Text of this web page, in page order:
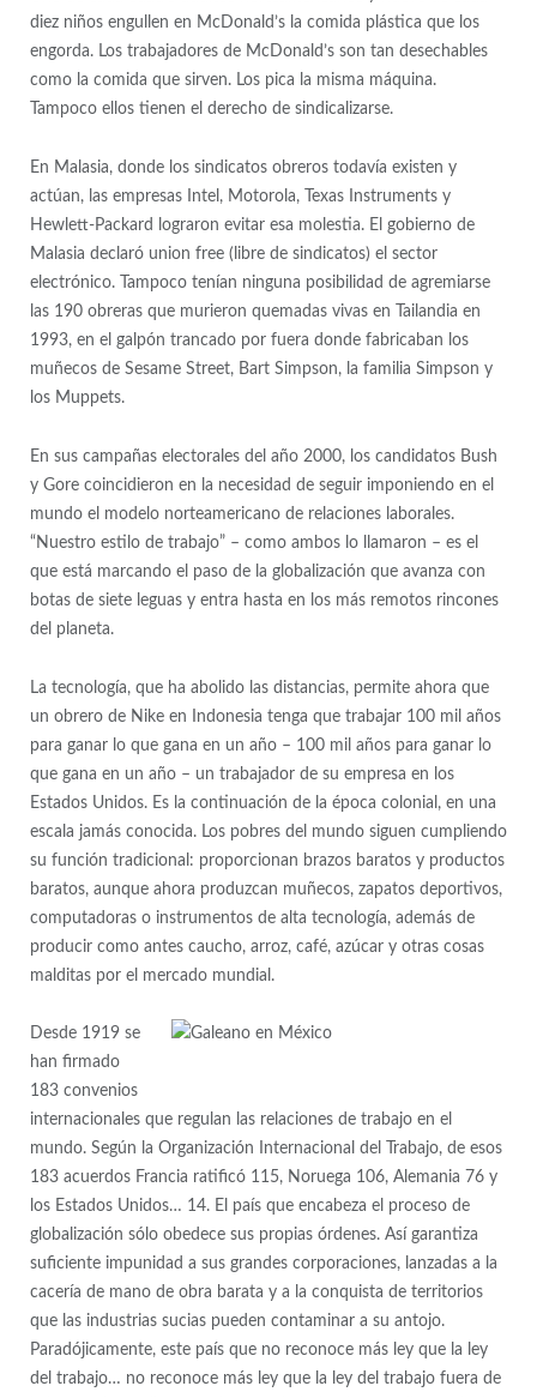
diez niños engullen en McDonald’s la comida plástica que los
engorda. Los trabajadores de McDonald’s son tan desechables
como la comida que sirven. Los pica la misma máquina.
Tampoco ellos tienen el derecho de sindicalizarse.
En Malasia, donde los sindicatos obreros todavía existen y
actúan, las empresas Intel, Motorola, Texas Instruments y
Hewlett-Packard lograron evitar esa molestia. El gobierno de
Malasia declaró union free (libre de sindicatos) el sector
electrónico. Tampoco tenían ninguna posibilidad de agremiarse
las 190 obreras que murieron quemadas vivas en Tailandia en
1993, en el galpón trancado por fuera donde fabricaban los
muñecos de Sesame Street, Bart Simpson, la familia Simpson y
los Muppets.
En sus campañas electorales del año 2000, los candidatos Bush
y Gore coincidieron en la necesidad de seguir imponiendo en el
mundo el modelo norteamericano de relaciones laborales.
“Nuestro estilo de trabajo” – como ambos lo llamaron – es el
que está marcando el paso de la globalización que avanza con
botas de siete leguas y entra hasta en los más remotos rincones
del planeta.
La tecnología, que ha abolido las distancias, permite ahora que
un obrero de Nike en Indonesia tenga que trabajar 100 mil años
para ganar lo que gana en un año – 100 mil años para ganar lo
que gana en un año – un trabajador de su empresa en los
Estados Unidos. Es la continuación de la época colonial, en una
escala jamás conocida. Los pobres del mundo siguen cumpliendo
su función tradicional: proporcionan brazos baratos y productos
baratos, aunque ahora produzcan muñecos, zapatos deportivos,
computadoras o instrumentos de alta tecnología, además de
producir como antes caucho, arroz, café, azúcar y otras cosas
malditas por el mercado mundial.
Desde 1919 se
han firmado
183 convenios
internacionales que regulan las relaciones de trabajo en el
mundo. Según la Organización Internacional del Trabajo, de esos
183 acuerdos Francia ratificó 115, Noruega 106, Alemania 76 y
los Estados Unidos… 14. El país que encabeza el proceso de
globalización sólo obedece sus propias órdenes. Así garantiza
suficiente impunidad a sus grandes corporaciones, lanzadas a la
cacería de mano de obra barata y a la conquista de territorios
que las industrias sucias pueden contaminar a su antojo.
Paradójicamente, este país que no reconoce más ley que la ley
del trabajo… no reconoce más ley que la ley del trabajo fuera de